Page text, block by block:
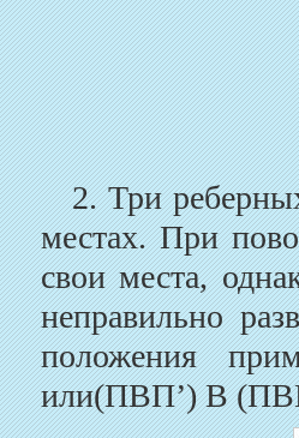
2. Три реберных
местах. При
свои места,
неправильно
положения
или(ПВП’) В